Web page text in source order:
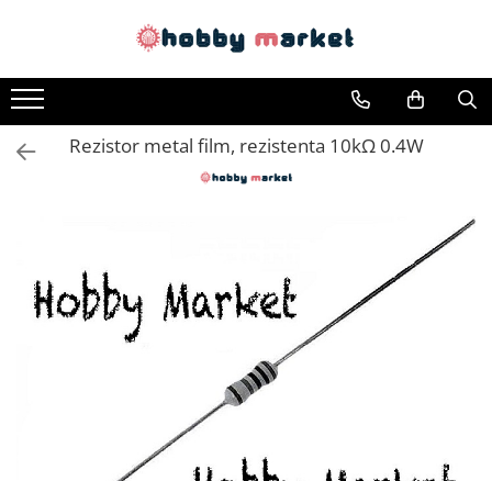
PET-G
TPU
PLA SILK
Piese si componente imprimante
Piese electrice si electronice
Piese mecanice
Rezistor metal film, rezistenta 10kΩ 0.4W